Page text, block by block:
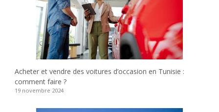
Acheter et vendre des voitures d’occasion en Tunisie :
comment faire ?
19 novembre 2024